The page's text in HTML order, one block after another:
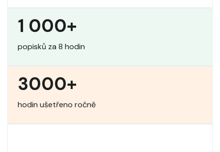
1 000+
popisků za 8 hodin
3000+
hodin ušetřeno ročně